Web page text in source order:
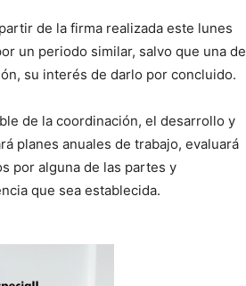
de la firma realizada este lunes
un periodo similar, salvo que una de
su interés de darlo por concluido.
de la coordinación, el desarrollo y
planes anuales de trabajo, evaluará
por alguna de las partes y
que sea establecida.